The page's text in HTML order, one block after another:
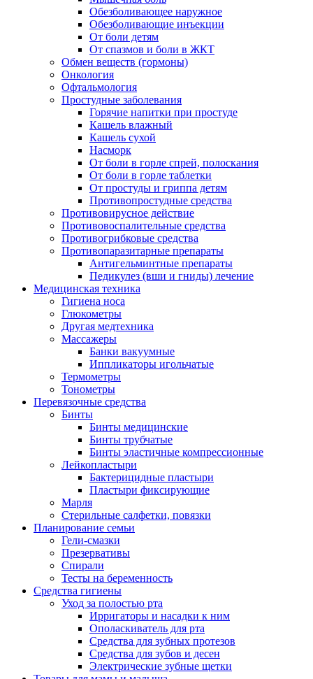
Обезболивающее наружное
Обезболивающие инъекции
От боли детям
От спазмов и боли в ЖКТ
Обмен веществ (гормоны)
Онкология
Офтальмология
Простудные заболевания
Горячие напитки при простуде
Кашель влажный
Кашель сухой
Насморк
От боли в горле спрей, полоскания
От боли в горле таблетки
От простуды и гриппа детям
Противопростудные средства
Противовирусное действие
Противовоспалительные средства
Противогрибковые средства
Противопаразитарные препараты
Антигельминтные препараты
Педикулез (вши и гниды) лечение
Медицинская техника
Гигиена носа
Глюкометры
Другая медтехника
Массажеры
Банки вакуумные
Иппликаторы игольчатые
Термометры
Тонометры
Перевязочные средства
Бинты
Бинты медицинские
Бинты трубчатые
Бинты эластичные компрессионные
Лейкопластыри
Бактерицидные пластыри
Пластыри фиксирующие
Марля
Стерильные салфетки, повязки
Планирование семьи
Гели-смазки
Презервативы
Спирали
Тесты на беременность
Средства гигиены
Уход за полостью рта
Ирригаторы и насадки к ним
Ополаскиватель для рта
Средства для зубных протезов
Средства для зубов и десен
Электрические зубные щетки